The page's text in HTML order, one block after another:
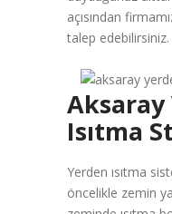
açısından
talep edebilirsiniz.
Aksaray
Isıtma
Yerden ısıtma
öncelikle zemin